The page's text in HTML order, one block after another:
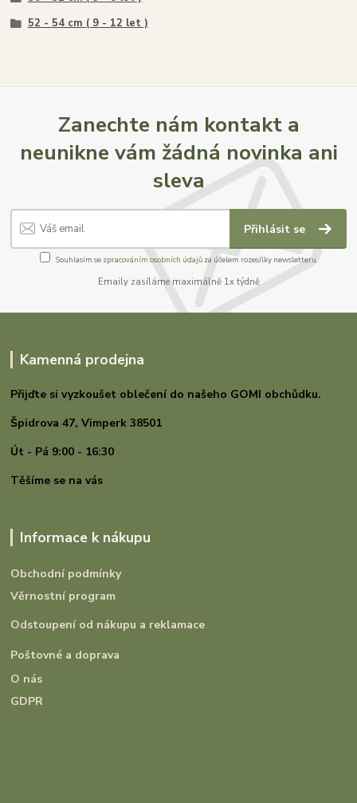
52 - 54 cm ( 9 - 12 let )
Zanechte nám kontakt a
neunikne vám žádná novinka ani
sleva
Přihlásit se
Souhlasím se zpracováním osobních údajůza účelem rozesílky newsletteru.
Emaily zasíláme maximálně 1x týdně
Kamenná prodejna
Přijďte si vyzkoušet oblečení do našeho GOMI obchůdku.
Špidrova 47,Vimperk 38501
Út - Pá 9:00 - 16:30
Těšíme se na vás
Informace k nákupu
Obchodní podmínky
Věrnostní program
Odstoupení od nákupu a reklamace
Poštovné a doprava
O nás
GDPR